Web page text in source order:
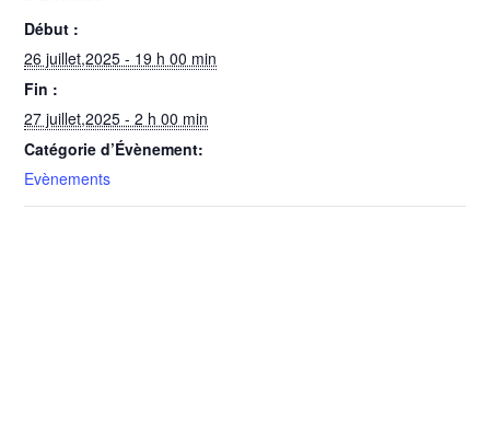
Début :
26 juillet,2025 - 19 h 00 min
Fin :
27 juillet,2025 - 2 h 00 min
Catégorie d’Évènement:
Evènements